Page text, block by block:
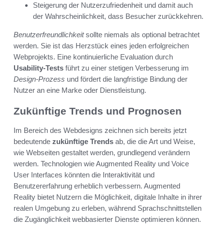
Steigerung der Nutzerzufriedenheit und damit auch
der Wahrscheinlichkeit, dass Besucher zurückkehren.
Benutzerfreundlichkeitsollte niemals als optional betrachtet
werden. Sie ist das Herzstück eines jeden erfolgreichen
Webprojekts. Eine kontinuierliche Evaluation durch
Usability-Tests führt zu einer stetigen Verbesserung im
Design-Prozess und fördert die langfristige Bindung der
Nutzer an eine Marke oder Dienstleistung.
Zukünftige Trends und Prognosen
Im Bereich des Webdesigns zeichnen sich bereits jetzt
bedeutende zukünftige Trends ab, die die Art und Weise,
wie Webseiten gestaltet werden, grundlegend verändern
werden. Technologien wie Augmented Reality und Voice
User Interfaces könnten die Interaktivität und
Benutzererfahrung erheblich verbessern. Augmented
Reality bietet Nutzern die Möglichkeit, digitale Inhalte in ihrer
realen Umgebung zu erleben, während Sprachschnittstellen
die Zugänglichkeit webbasierter Dienste optimieren können.